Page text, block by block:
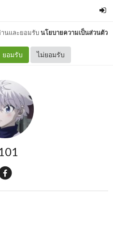
านและยอมรับนโยบายความเป็นส่วนตัว
ยอมรับ ไม่ยอมรับ